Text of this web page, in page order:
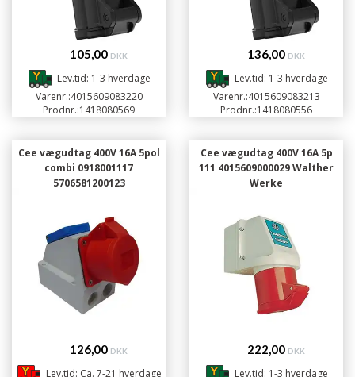
105,00 DKK
Lev.tid: 1-3 hverdage
Varenr.:4015609083220
Prodnr.:1418080569
136,00 DKK
Lev.tid: 1-3 hverdage
Varenr.:4015609083213
Prodnr.:1418080556
Cee vægudtag 400V 16A 5pol
combi 0918001117
5706581200123
126,00 DKK
Lev.tid: Ca. 7-21 hverdage
Cee vægudtag 400V 16A 5p
111 4015609000029 Walther
Werke
222,00 DKK
Lev.tid: 1-3 hverdage